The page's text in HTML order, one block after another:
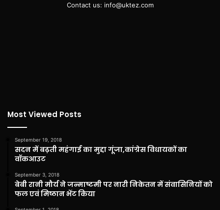
Contact us: info@uktez.com
Most Viewed Posts
September 19, 2018
सदन में बढ़ती महंगाई का मुद्दा गूंजा,कांग्रेस विधायकों का
वॉकआउट
September 3, 2018
बेबी रानी मौर्य ने जन्माष्टमी पर नारी निकेतन में संवासिनियों को
फल एवं मिष्ठान भेंट किया